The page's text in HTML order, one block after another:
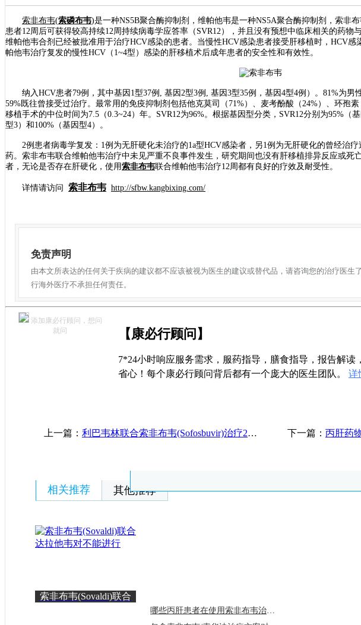
索非布韦(索磷布韦)是一种NS5B聚合酶抑制剂，维帕他韦是一种NS5A聚合酶抑制剂，索非
患者12周后可获得较高持续12周持续病毒学应答率（SVR12），并且没有预想中临床相关的药物
维帕他韦合剂已经被批准用于治疗HCV感染的患者。当慢性HCV感染患者接受肝移植时，HCV
帕他韦治疗复发的慢性HCV（1~4型）感染的肝移植术后成年患者的安全性和有效性。
纳入HCV患者79例，其中基因1型37例, 基因2型3例, 基因3型35例，基因4型4例）。81%为男
59%既往曾接受过治疗。最常用的免疫抑制剂包括他克莫司（71%）、麦考酚酸（24%）、环孢
移植手术的中位时间为7.5（0.3~24）年。SVR12为96%。根据基因型分类，SVR12分别为95%（
型3）和100%（基因型4）。
2例患者病毒学复发：1例为无肝硬化未治疗的1a型HCV感染者，另1例为无肝硬化的曾经治疗
药。索非布韦联合维帕他韦治疗中未见严重不良事件发生，研究期间也没有肝移植排异反应或死
者，无论是否存在肝硬化，使用索非布韦联合维帕他韦治疗12周都有良好的疗效及耐受性。
详情请访问 索非布韦 http://sfbw.kangbixing.com/
免责声明
由本文所表达的任何关于疾病的建议都不应该被视为医生的建议或替代品，请咨询您的治疗医生
行海外医疗不承担任何责任。
添加康必行顾问，想问
就问
【康必行顾问】
7*24小时响应服务需求，服药指导，膳食指导，报告解读
省心！每个康必行顾问背后都有一个庞大的医生团队。 详
上一篇： 利巴韦林联合索非布韦(Sofosbuvir)治疗2型丙肝最佳剂量是多少？ 下一篇： 丙肝药物
相关推荐 其他推荐
索非布韦(Sovaldi)联合